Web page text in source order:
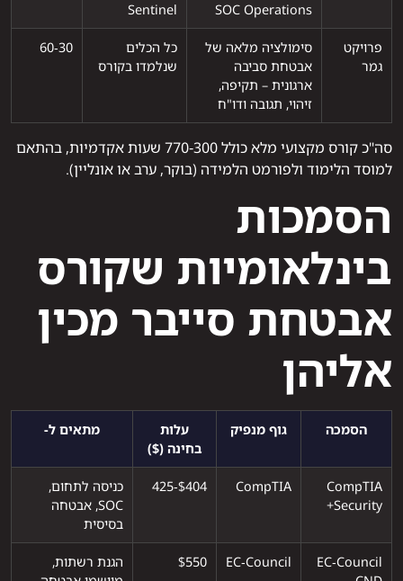
SOC Operations
Sentinel
פרויקט
גמר
סימולציה מלאה של
אבטחת סביבה
ארגונית – תקיפה,
זיהוי, תגובה ודו"ח
כל הכלים
שנלמדו בקורס
30‑60
סה"כ קורס מקצועי מלא כולל 300‑770 שעות אקדמיות, בהתאם
למוסד הלימוד ולפורמט הלמידה (בוקר, ערב או אונליין).
הסמכות
בינלאומיות שקורס
אבטחת סייבר מכין
אליהן
הסמכה גוף מנפיק
עלות
בחינה ($)
מתאים ל‑
CompTIA
Security+
CompTIA
$404‑425
כניסה לתחום,
SOC, אבטחה
בסיסית
EC‑Council
EC‑Council
$550
הגנת רשתות,